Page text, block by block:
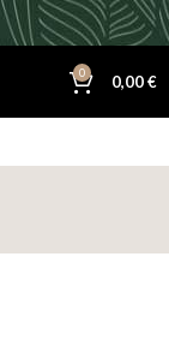
0 0,00€